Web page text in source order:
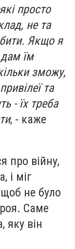
просто
не та
Якщо я
їм
зможу,
та
- їх треба
, - каже
про війну,
і міг
не було
Саме
яку він